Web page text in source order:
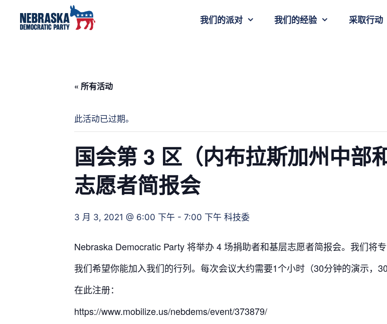
我们的派对 我们的经验 采取行动
« 所有活动
此活动已过期。
国会第 3 区（内布拉斯加州中部
志愿者简报会
3 月 3, 2021 @ 6:00 下午 - 7:00 下午 科技委
Nebraska Democratic Party 将举办 4 场捐助者和基层志愿者简报会。我们将
我们希望你能加入我们的行列。每次会议大约需要1个小时（30分钟的演示，
在此注册：
https://www.mobilize.us/nebdems/event/373879/